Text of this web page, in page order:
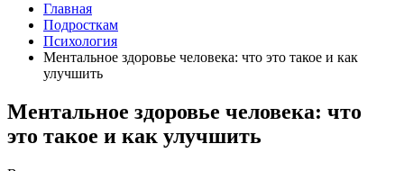
Главная
Подросткам
Психология
Ментальное здоровье человека: что это такое и как
улучшить
Ментальное здоровье человека: что
это такое и как улучшить